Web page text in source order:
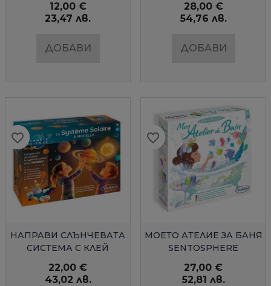
12,00 €
23,47 лв.
ДОБАВИ
28,00 €
54,76 лв.
ДОБАВИ
БЪРЗ ПРЕГЛЕД
НАПРАВИ СЛЪНЧЕВАТА
СИСТЕМА С КЛЕЙ
22,00 €
43,02 лв.
favorite_border
favorite_border
favorite_border
БЪРЗ ПРЕГЛЕД
МОЕТО АТЕЛИЕ ЗА БАНЯ
SENTOSPHERE
27,00 €
52,81 лв.
favorite_border
favorite_border
favorite_border